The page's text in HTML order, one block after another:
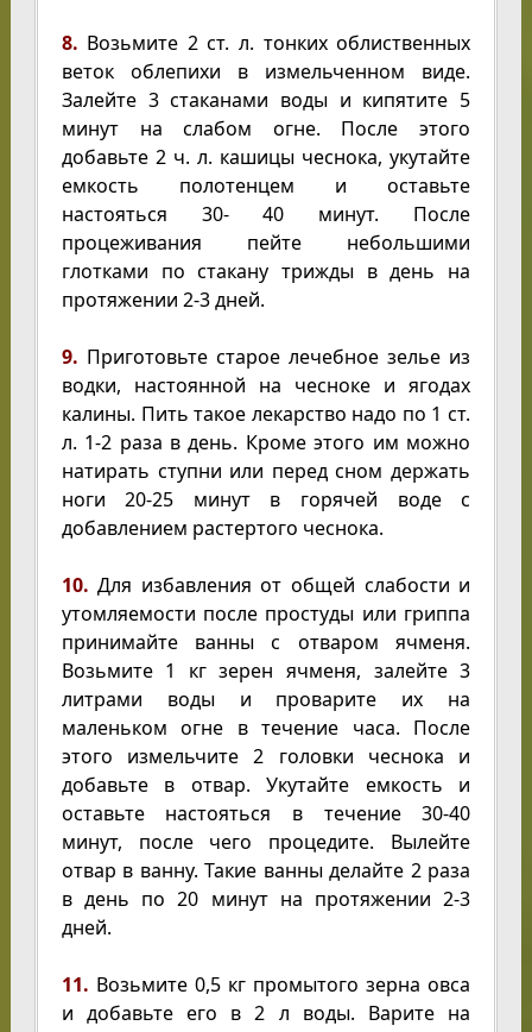
8. Возьмите 2 ст. л. тонких облиственных
веток облепихи в измельченном виде.
Залейте 3 стаканами воды и кипятите 5
минут на слабом огне. После этого
добавьте 2 ч. л. кашицы чеснока, укутайте
емкость полотенцем и оставьте
настояться 30- 40 минут. После
процеживания пейте небольшими
глотками по стакану трижды в день на
протяжении 2-3 дней.
9. Приготовьте старое лечебное зелье из
водки, настоянной на чесноке и ягодах
калины. Пить такое лекарство надо по 1 ст.
л. 1-2 раза в день. Кроме этого им можно
натирать ступни или перед сном держать
ноги 20-25 минут в горячей воде с
добавлением растертого чеснока.
10. Для избавления от общей слабости и
утомляемости после простуды или гриппа
принимайте ванны с отваром ячменя.
Возьмите 1 кг зерен ячменя, залейте 3
литрами воды и проварите их на
маленьком огне в течение часа. После
этого измельчите 2 головки чеснока и
добавьте в отвар. Укутайте емкость и
оставьте настояться в течение 30-40
минут, после чего процедите. Вылейте
отвар в ванну. Такие ванны делайте 2 раза
в день по 20 минут на протяжении 2-3
дней.
11. Возьмите 0,5 кг промытого зерна овса
и добавьте его в 2 л воды. Варите на